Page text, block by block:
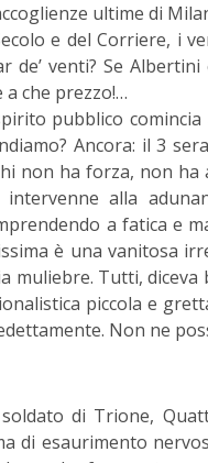
ultime di
e del Corriere, i
venti? Se
a che prezzo!…
pubblico
Ancora: il 3
non ha forza, non
alla
a fatica e
è una vanitosa
muliebre. Tutti,
piccola e
Non ne
di Trione,
di esaurimento